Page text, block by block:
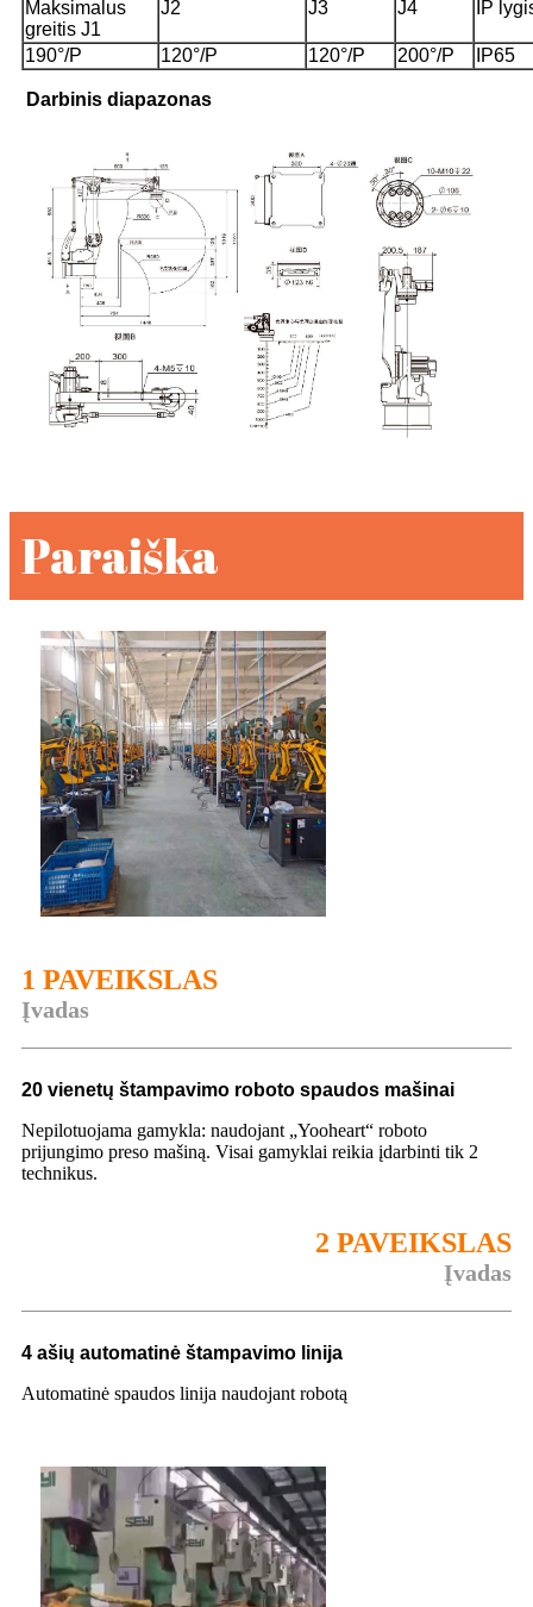
Maksimalus
greitis J1
J2 J3 J4 IP
190°/P 120°/P 120°/P 200°/P IP65
Darbinis diapazonas
Paraiška
1 PAVEIKSLAS
Įvadas
20 vienetų štampavimo roboto spaudos mašinai
Nepilotuojama gamykla: naudojant „Yooheart“ roboto
prijungimo preso mašiną. Visai gamyklai reikia įdarbinti tik 2
technikus.
2 PAVEIKSLAS
Įvadas
4 ašių automatinė štampavimo linija
Automatinė spaudos linija naudojant robotą